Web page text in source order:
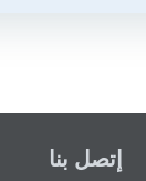
إتصل بنا